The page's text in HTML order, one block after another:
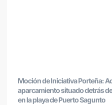
Moción de Iniciativa Porteña:
aparcamiento situado detrás
en la playa de Puerto Sagunto